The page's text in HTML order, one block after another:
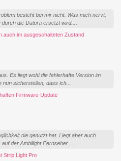
besteht bei mir nicht. Was mich nervt,
die Datura ersetzt wird....
auch im ausgeschalteten Zustand
Es liegt wohl die fehlerhafte Version im
sicherstellen, dass ich...
Firmware-Update
nie genutzt hat. Liegt aber auch
der Ambilight Fernseher...
Strip Light Pro